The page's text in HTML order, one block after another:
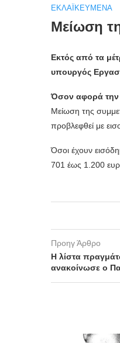
ΕΚΛΑΪΚΕΥΜΈΝΑ
Μείωση
Εκτός από τα
υπουργός
Όσον αφορά την
Μείωση της
προβλεφθεί με
Όσοι έχουν
701 έως 1.200
Προηγ Άρθρο
Η λίστα
ανακοίνωσε ο